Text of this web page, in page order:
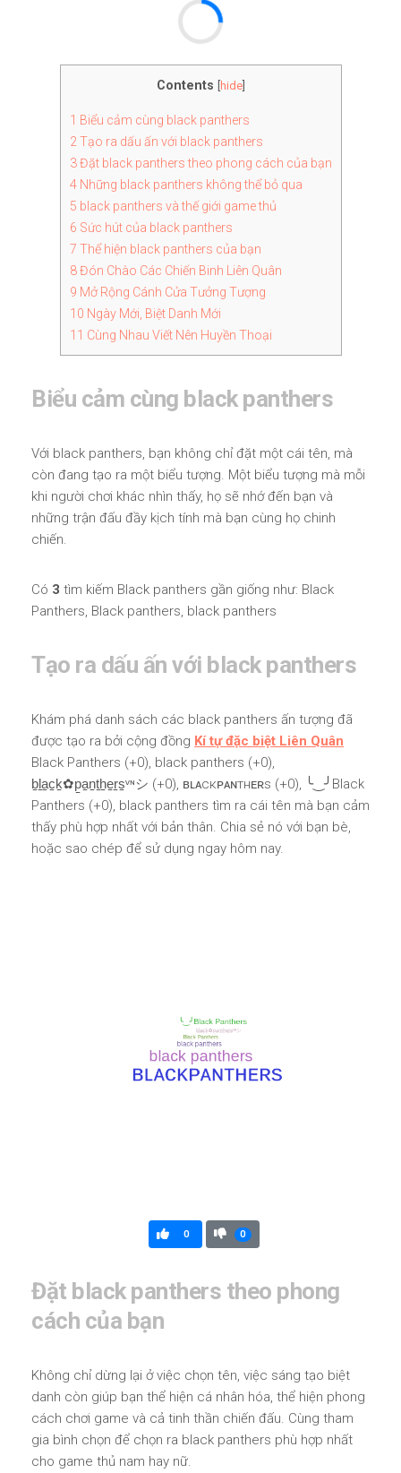
Contents hide]
1 Biểu cảm cùng black panthers
2Tạo ra dấu ấn với black panthers
3Đặt black panthers theo phong cách của bạn
4Những black panthers không thể bỏ qua
5 black panthers và thế giới game thủ
6 Sức hút của black panthers
7 Thể hiện black panthers của bạn
8Đón Chào Các Chiến Binh Liên Quân
9 Mở Rộng Cánh Cửa Tưởng Tượng
10 Ngày Mới, Biệt Danh Mới
11 Cùng Nhau Viết Nên Huyền Thoại
Biểu cảm cùng black panthers
Với black panthers, bạn không chỉ đặt một cái tên, mà
còn đang tạo ra một biểu tượng. Một biểu tượng mà mỗi
khi người chơi khác nhìn thấy, họ sẽ nhớ đến bạn và
những trận đấu đầy kịch tính mà bạn cùng họ chinh
chiến.
Có 3 tìm kiếm Black panthers gần giống như: Black
Panthers, Black panthers, black panthers
Tạo ra dấu ấn với black panthers
Khám phá danh sách các black panthers ấn tượng đã
được tạo ra bởi cộng đồng Kí tự đặc biệt Liên Quân
Black Panthers (+0), black panthers (+0),
b̠l̠a̠c̠k̠✿p̠a̠n̠t̠h̠e̠r̠s̠ᵛᶰシ (+0), ʙʟᴀcκᴘᴀɴтнᴇʀs (+0), ╰‿╯Black
Panthers (+0), black panthers tìm ra cái tên mà bạn cảm
thấy phù hợp nhất với bản thân. Chia sẻ nó với bạn bè,
hoặc sao chép để sử dụng ngay hôm nay.
0 0
Đặt black panthers theo phong
cách của bạn
Không chỉ dừng lại ở việc chọn tên, việc sáng tạo biệt
danh còn giúp bạn thể hiện cá nhân hóa, thể hiện phong
cách chơi game và cả tinh thần chiến đấu. Cùng tham
gia bình chọn để chọn ra black panthers phù hợp nhất
cho game thủ nam hay nữ.